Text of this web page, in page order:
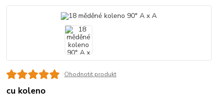
Ohodnotit produkt
cu koleno